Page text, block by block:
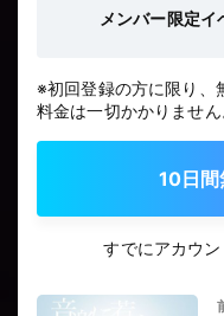
メンバー限定
※初回登録の方に限り、
料金は一切かかりません
10日間
すでにアカウ